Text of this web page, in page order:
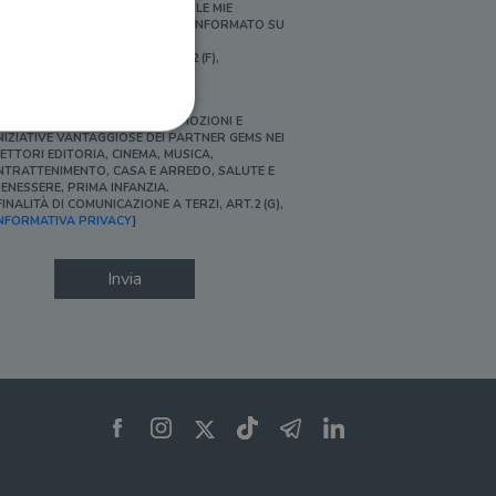
PERSONALIZZATE E IN LINEA CON LE MIE
ABITUDINI DI ACQUISTO, ESSERE INFORMATO SU
[FINALITÀ DI PROFILAZIONE, ART.2 (F),
SÌ, DESIDERO ACCEDERE A PROMOZIONI E
VANTAGGIOSE DEI PARTNER GEMS NEI
EDITORIA, CINEMA, MUSICA,
CASA E ARREDO, SALUTE E
PRIMA INFANZIA.
DI COMUNICAZIONE A TERZI, ART.2 (G),
PRIVACY]
Invia
dell'account. Il sito
per il dominio corrente.